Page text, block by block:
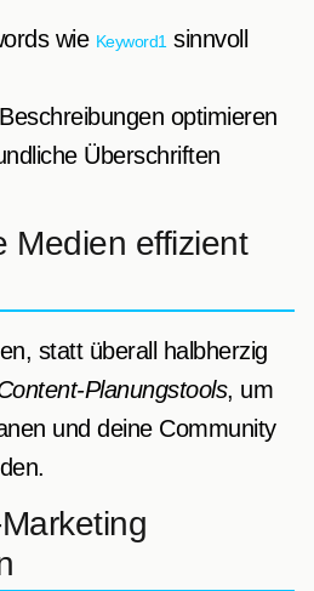
wie Keyword1 sinnvoll
optimieren
Überschriften
Medien effizient
statt überall halbherzig
Planungstools, um
und deine Community